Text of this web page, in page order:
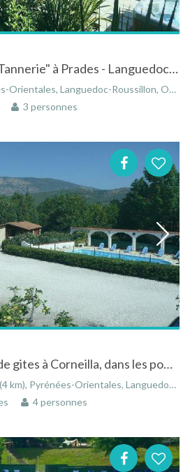
Gîte "Domaine de la Tannerie" à Prades - Languedoc-Roussillon avec piscine, spa et hammam
Languedoc-Roussillon, Occitanie, France
3 personnes
Chalets dans village de gites à Corneilla, dans les pommiers, piscine et vue sur montagnes catalanes
Orientales, Languedoc-Roussillon, Occitanie, France
4 personnes